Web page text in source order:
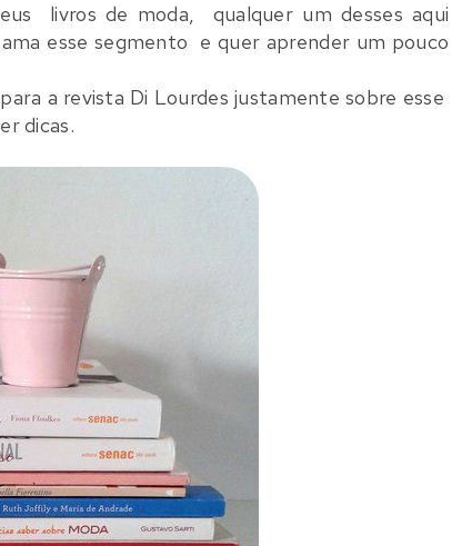
livros de moda, qualquer um desses aqui
esse segmento e quer aprender um pouco
a revista Di Lourdes justamente sobre esse
dicas.